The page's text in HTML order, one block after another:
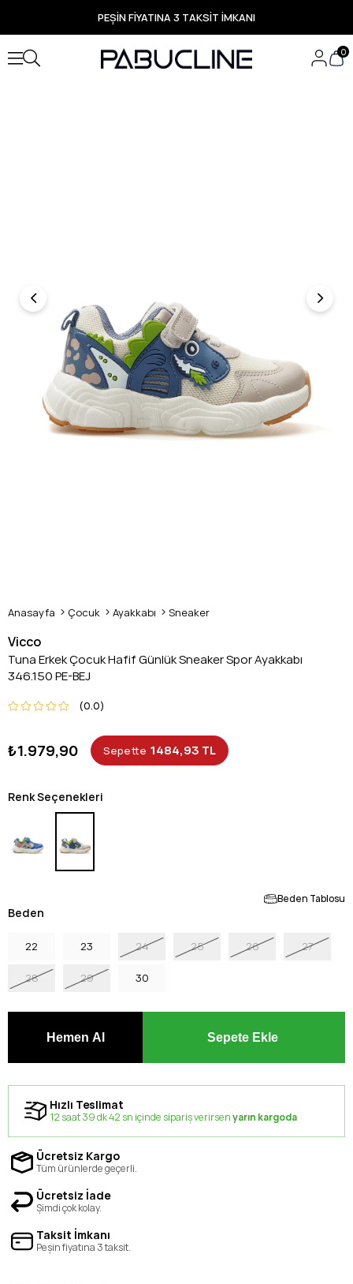
PEŞİN FİYATINA 3 TAKSİT İMKANI
TÜM ÜRÜNLERDE ÜCRETSİZ KARGO
Yeni Sezon Ürünlerde Özel Fırsatlar
Seçili Ürünlerde Hızlı Teslimat
0
Anasayfa Çocuk Ayakkabı Sneaker
Vicco
Tuna Erkek Çocuk Hafif Günlük Sneaker Spor Ayakkabı
346.150 PE-BEJ
0.0
₺1.979,90 Sepette 1484,93 TL
Renk Seçenekleri
Beden Tablosu
Beden
22 23 24 25 26 27
28 29 30
Hızlı Teslimat
12 saat 39 dk 42 sn içinde sipariş verirsenyarın kargoda
Ücretsiz Kargo
Tüm ürünlerde geçerli.
Ücretsiz İade
Şimdi çok kolay.
Taksit İmkanı
Peşin fiyatına 3 taksit.